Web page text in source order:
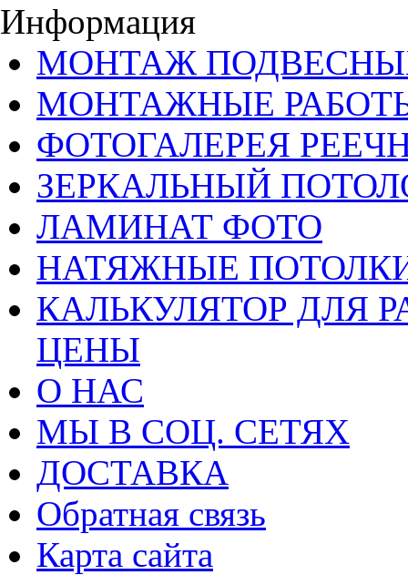
Информация
МОНТАЖ ПОДВЕСНЫХ
МОНТАЖНЫЕ
ФОТОГАЛЕРЕЯ
ЗЕРКАЛЬНЫЙ
ЛАМИНАТ ФОТО
НАТЯЖНЫЕ
КАЛЬКУЛЯТОР ДЛЯ
ЦЕНЫ
О НАС
МЫ В СОЦ. СЕТЯХ
ДОСТАВКА
Обратная связь
Карта сайта